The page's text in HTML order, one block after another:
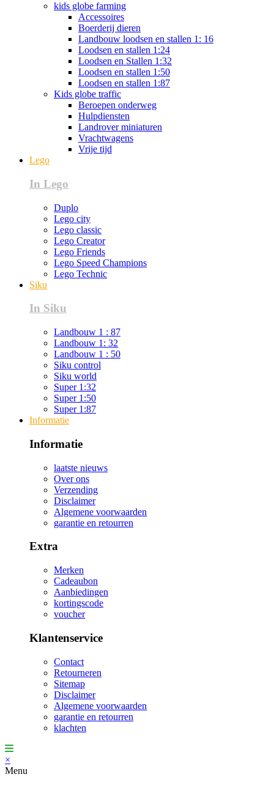
kids globe farming
Accessoires
Boerderij dieren
Landbouw loodsen en stallen 1: 16
Loodsen en stallen 1:24
Loodsen en Stallen 1:32
Loodsen en stallen 1:50
Loodsen en stallen 1:87
Kids globe traffic
Beroepen onderweg
Hulpdiensten
Landrover miniaturen
Vrachtwagens
Vrije tijd
Lego
In Lego
Duplo
Lego city
Lego classic
Lego Creator
Lego Friends
Lego Speed Champions
Lego Technic
Siku
In Siku
Landbouw 1 : 87
Landbouw 1: 32
Landbouw 1 : 50
Siku control
Siku world
Super 1:32
Super 1:50
Super 1:87
Informatie
Informatie
laatste nieuws
Over ons
Verzending
Disclaimer
Algemene voorwaarden
garantie en retourren
Extra
Merken
Cadeaubon
Aanbiedingen
kortingscode
voucher
Klantenservice
Contact
Retourneren
Sitemap
Disclaimer
Algemene voorwaarden
garantie en retourren
klachten
×
Menu